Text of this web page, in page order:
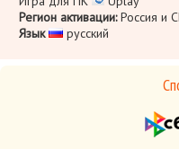
Регион активации:Россия и
Язык
​ русский